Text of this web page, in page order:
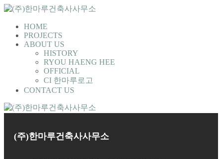
HOME
PROJECTS
ABOUT US
HISTORY
RYOU HAENG HEE
OFFICIAL
CI 한마루로고
CONTACT US
(주)한마루건축사사무소